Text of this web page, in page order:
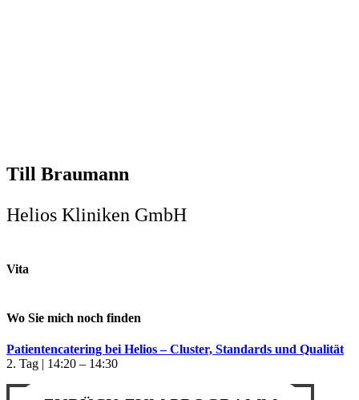
Till Braumann
Helios Kliniken GmbH
Vita
Wo Sie mich noch finden
Patientencatering bei Helios – Cluster, Standards und Qualität
2. Tag | 14:20 – 14:30